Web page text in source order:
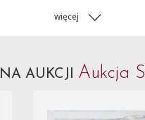
więcej
NA AUKCJI Aukcja